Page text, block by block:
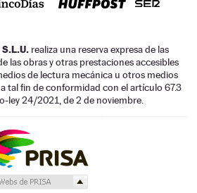
S.L.U. realiza una reserva expresa de las
las obras y otras prestaciones accesibles
de lectura mecánica u otros medios
tal fin de conformidad con el artículo 67.3
ley 24/2021, de 2 de noviembre.